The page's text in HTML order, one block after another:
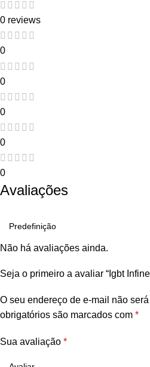
0 reviews
0
0
0
0
0
Avaliações
Não há avaliações ainda.
Seja o primeiro a avaliar “Igbt
O seu endereço de e-mail não
obrigatórios são marcados com *
Sua avaliação *